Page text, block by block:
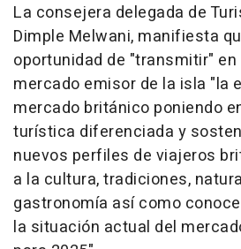
La consejera delegada de
Dimple Melwani, manifiesta
oportunidad de "transmitir"
mercado emisor de la isla "la
mercado británico poniendo
turística diferenciada y
nuevos perfiles de viajeros
a la cultura, tradiciones,
gastronomía así como
la situación actual del